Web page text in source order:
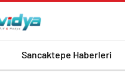
Sancaktepe Haberleri